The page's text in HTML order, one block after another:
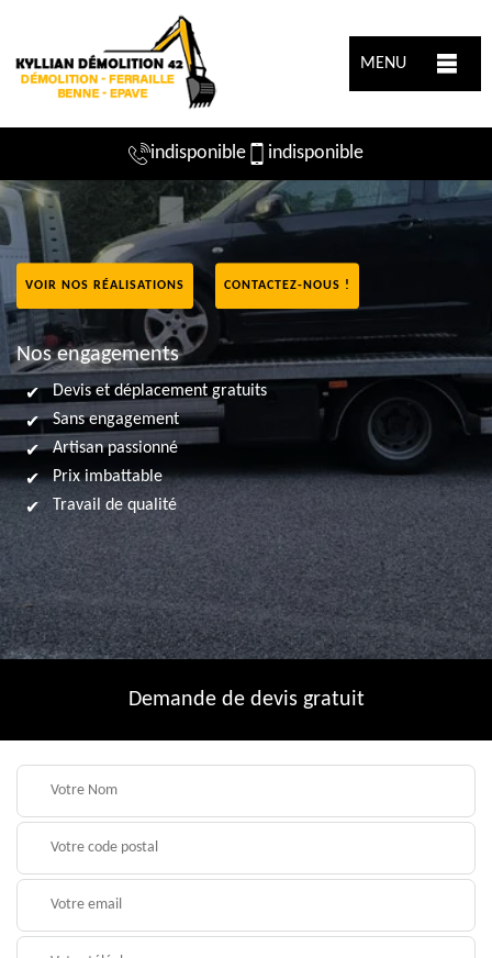
MENU
indisponible indisponible
VOIR NOS RÉALISATIONS CONTACTEZ-NOUS !
Nos engagements
Devis et déplacement gratuits
Sans engagement
Artisan passionné
Prix imbattable
Travail de qualité
Demande de devis gratuit